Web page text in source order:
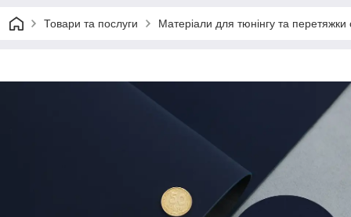
Товари та послуги Матеріали для тюнінгу та